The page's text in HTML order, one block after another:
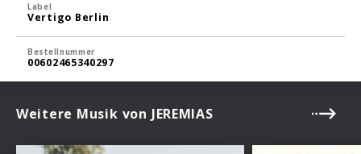
Label
Vertigo Berlin
Bestellnummer
00602465340297
Weitere Musik von JEREMIAS